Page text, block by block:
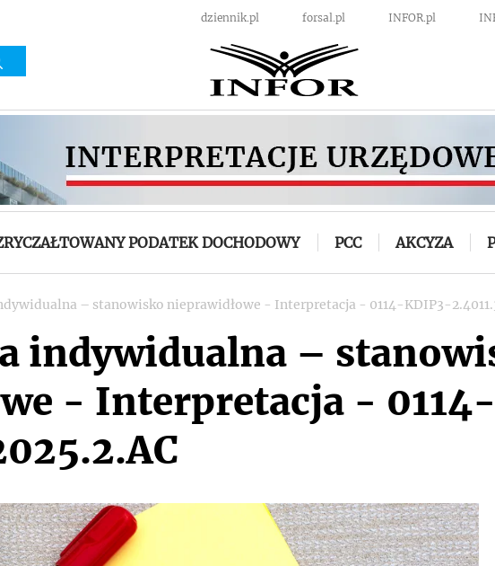
dziennik.pl forsal.pl INFOR.pl
PODATEK DOCHODOWY PCC AKCYZA
– stanowisko nieprawidłowe - Interpretacja - 0114-KDIP3-
indywidualna –
- Interpretacja -